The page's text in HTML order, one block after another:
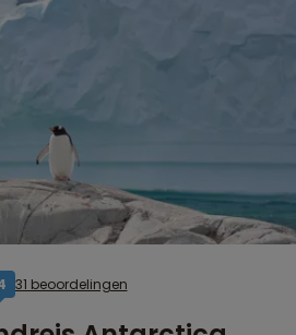
31 beoordelingen